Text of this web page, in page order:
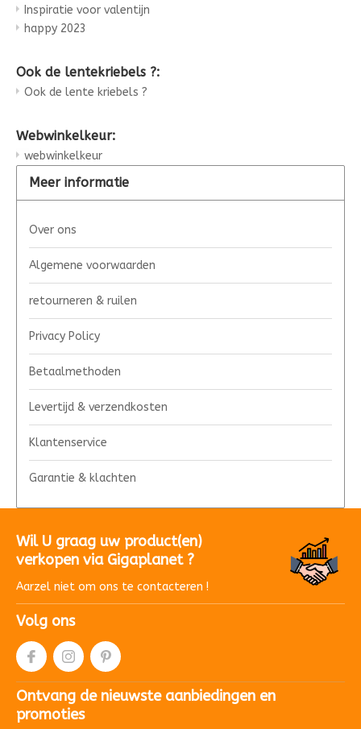
Inspiratie voor valentijn
happy 2023
Ook de lentekriebels ?:
Ook de lente kriebels ?
Webwinkelkeur:
webwinkelkeur
Meer informatie
Over ons
Algemene voorwaarden
retourneren & ruilen
Privacy Policy
Betaalmethoden
Levertijd & verzendkosten
Klantenservice
Garantie & klachten
Wil U graag uw product(en)
verkopen via Gigaplanet ?
Aarzel niet om ons te contacteren !
Volg ons
Ontvang de nieuwste aanbiedingen en
promoties